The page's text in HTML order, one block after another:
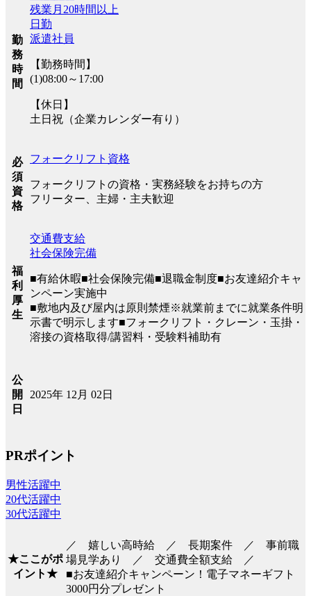
勤
務
時
間
残業月20時間以上
日勤
派遣社員
【勤務時間】
(1)08:00～17:00
【休日】
土日祝（企業カレンダー有り）
必
須
資
格
フォークリフト資格
フォークリフトの資格・実務経験をお持ちの方
フリーター、主婦・主夫歓迎
福
利
厚
生
交通費支給
社会保険完備
■有給休暇■社会保険完備■退職金制度■お友達紹介キャ
ンペーン実施中
■敷地内及び屋内は原則禁煙※就業前までに就業条件明
示書で明示します■フォークリフト・クレーン・玉掛・
溶接の資格取得/講習料・受験料補助有
公
開
日
2025年 12月 02日
PRポイント
男性活躍中
20代活躍中
30代活躍中
★ここがポ
イント★
／ 嬉しい高時給 ／ 長期案件 ／ 事前職
場見学あり ／ 交通費全額支給 ／
■お友達紹介キャンペーン！電子マネーギフト
3000円分プレゼント